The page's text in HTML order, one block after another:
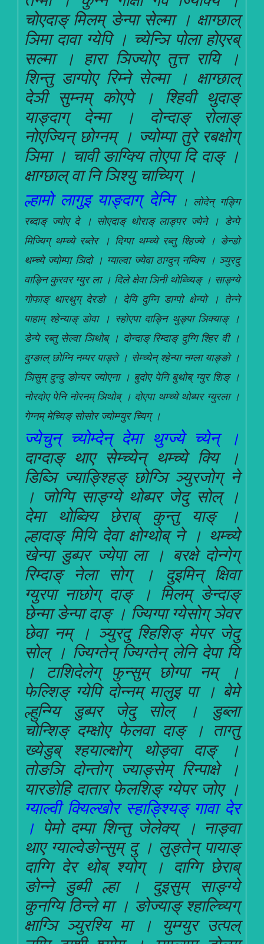
चोएदाङ् मिलम् ङेन्पा सेल्मा । क्षाग्छाल्
ञिमा दावा ग्येपि । च्येन्ञि पोला होएरब्
सल्मा । हारा ञिज्योए तुत्त रायि ।
शिन्तु डाग्पोए रिम्ने सेल्मा । क्षाग्छाल्
देञी सुम्नम् कोएपे । श्हिवी थुदाङ्
याङ्दाग् देन्मा । दोन्दाङ् रोलाङ्
नोएज्यिन् छोग्नम् । ज्योम्पा तुरे रबक्षोग्
ञिमा । चावी ङाग्क्यि तोएपा दि दाङ् ।
क्षाग्छाल् वा नि ञिश्यु चाच्यिग् ।
ल्हामो लागुइ याङ्दाग् देन्पि
। लोदेन् गङ्गि
रब्दाङ् ज्योए दे । सोएदाङ् थोराङ् लाङ्पर ज्येने । डेन्पे
मिज्यिग् थम्च्ये रब्तेर । दिग्पा थम्च्ये रब्तु श्हिज्ये । ङेन्डो
थम्च्ये ज्योम्पा ञिदो । ग्याल्वा ज्येवा ठाग्दुन् नम्क्यि । ञ्युरदु
वाङ्नि कुरवर ग्युर ला । दिले क्षेवा ञिनी थोब्च्यिङ् । साङ्ग्ये
गोफाङ् थारथुग् देरडो । देयि दुग्नि डाग्पो क्षेन्पो । तेन्ने
पाहाम् श्हेन्याङ् डोवा । स्होएपा दाङ्नि थुङ्पा ञिक्याङ् ।
डेन्पे रब्तु सेल्वा ञिथोब् । दोन्दाङ् रिम्दाङ् दुग्गि श्हिर वी ।
दुग्ङाल् छोग्नि नम्पर पाङ्ते । सेम्च्येन् श्हेन्पा नम्ला याङ्ङो ।
ञिसुम् दुन्दु ङोन्पर ज्योएना । बुदोए पेनि बुथोब् ग्युर शिङ् ।
नोरदोए पेनि नोरनम् ञिथोब् । दोएपा थम्च्ये थोब्पर ग्युरला ।
गेग्नम् मेच्यिङ् सोसोर ज्योम्ग्युर च्यिग् ।
ज्येचुन् च्योम्देन् देमा थुग्ज्ये च्येन् ।
दाग्दाङ् थाए सेम्च्येन् थम्च्ये क्यि ।
डिब्ञि ज्याङ्श्हिङ् छोग्ञि ञ्युरजोग् ने
। जोग्पि साङ्ग्ये थोब्पर जेदु सोल् ।
देमा थोब्क्यि छेराब् कुन्तु याङ् ।
ल्हादाङ् मियि देवा क्षोग्थोब् ने । थम्च्ये
खेन्पा डुब्पर ज्येपा ला । बरक्षे दोन्गेग्
रिम्दाङ् नेला सोग् । दुइमिन् क्षिवा
ग्युरपा नाछोग् दाङ् । मिलम् ङेन्दाङ्
छेन्मा ङेन्पा दाङ् । ज्यिग्पा ग्येसोग् ञेवर
छेवा नम् । ञ्युरदु श्हिशिङ् मेपर जेदु
सोल् । ज्यिग्तेन् ज्यिग्तेन् लेनि देपा यि
। टाशिदेलेग् फुन्सुम् छोग्पा नम् ।
फेल्शिङ् ग्येपि दोन्नम् मालुइ पा । बेमे
ल्हुन्ग्यि डुब्पर जेदु सोल् । डुब्ला
चोन्शिङ् दम्क्षोए फेलवा दाङ् । ताग्तु
ख्येडुब् श्हयाल्क्षोग् थोङ्वा दाङ् ।
तोङञि दोन्तोग् ज्याङ्सेम् रिन्पाक्षे ।
यारङोहि दातार फेलशिङ् ग्येपर जोए ।
ग्याल्वी क्यिल्खोर स्हाङ्श्यिङ् गावा देर
। पेमो दम्पा शिन्तु जेलेक्य् । नाङ्वा
थाए ग्याल्वेङोन्सुम् दु । लुङ्तेन् पायाङ्
दाग्गि देर थोब् श्योग् । दाग्गि छेराब्
ङोन्ने डुब्पी ल्हा । दुइसुम् साङ्ग्ये
कुनग्यि ठिन्ले मा । ङोज्याङ् श्हाल्च्यिग्
क्षाग्ञि ञ्युरश्यि मा । युम्ग्युर उत्पल्